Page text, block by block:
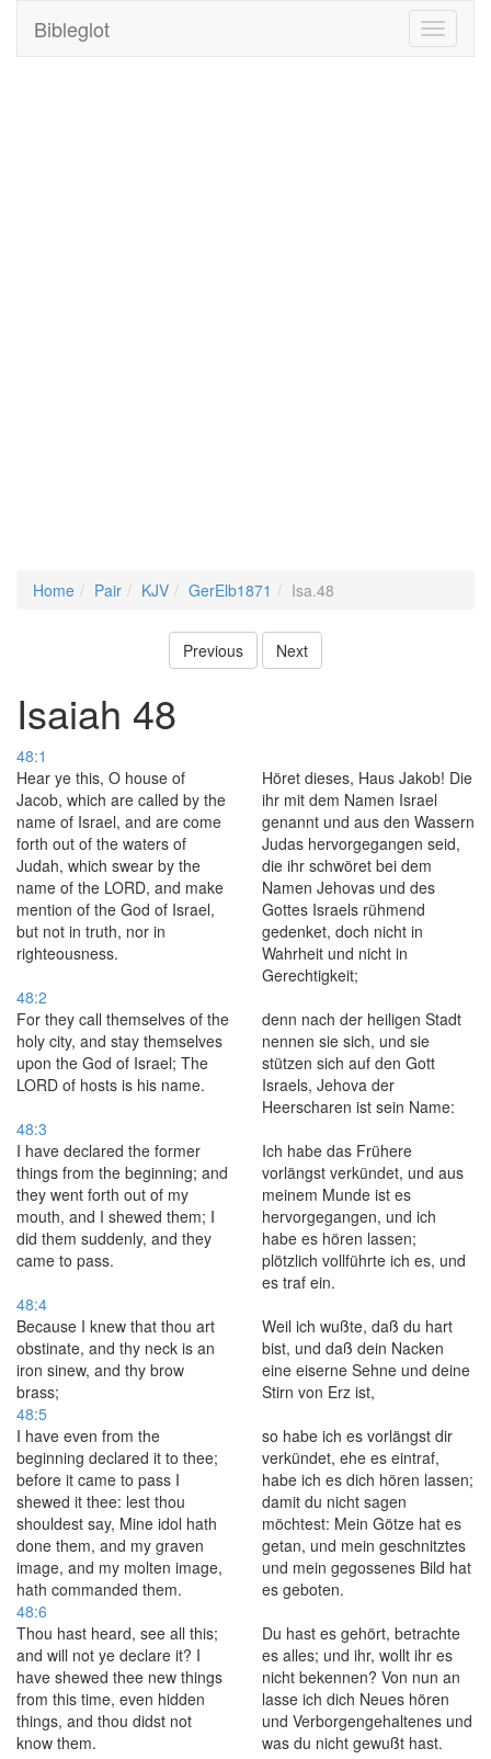
Toggle
Bibleglot
Home Pair KJV GerElb1871 Isa.48
Previous Next
Isaiah 48
48:1
Hear ye this, O house of
Jacob, which are called by the
name of Israel, and are come
forth out of the waters of
Judah, which swear by the
name of the LORD, and make
mention of the God of Israel,
but not in truth, nor in
righteousness.
Höret dieses, Haus Jakob! Die
ihr mit dem Namen Israel
genannt und aus den Wassern
Judas hervorgegangen seid,
die ihr schwöret bei dem
Namen Jehovas und des
Gottes Israels rühmend
gedenket, doch nicht in
Wahrheit und nicht in
Gerechtigkeit;
48:2
For they call themselves of the
holy city, and stay themselves
upon the God of Israel; The
LORD of hosts is his name.
denn nach der heiligen Stadt
nennen sie sich, und sie
stützen sich auf den Gott
Israels, Jehova der
Heerscharen ist sein Name:
48:3
I have declared the former
things from the beginning; and
they went forth out of my
mouth, and I shewed them; I
did them suddenly, and they
came to pass.
Ich habe das Frühere
vorlängst verkündet, und aus
meinem Munde ist es
hervorgegangen, und ich
habe es hören lassen;
plötzlich vollführte ich es, und
es traf ein.
48:4
Because I knew that thou art
obstinate, and thy neck is an
iron sinew, and thy brow
brass;
Weil ich wußte, daß du hart
bist, und daß dein Nacken
eine eiserne Sehne und deine
Stirn von Erz ist,
48:5
I have even from the
beginning declared it to thee;
before it came to pass I
shewed it thee: lest thou
shouldest say, Mine idol hath
done them, and my graven
image, and my molten image,
hath commanded them.
so habe ich es vorlängst dir
verkündet, ehe es eintraf,
habe ich es dich hören lassen;
damit du nicht sagen
möchtest: Mein Götze hat es
getan, und mein geschnitztes
und mein gegossenes Bild hat
es geboten.
48:6
Thou hast heard, see all this;
and will not ye declare it? I
have shewed thee new things
from this time, even hidden
things, and thou didst not
know them.
Du hast es gehört, betrachte
es alles; und ihr, wollt ihr es
nicht bekennen? Von nun an
lasse ich dich Neues hören
und Verborgengehaltenes und
was du nicht gewußt hast.